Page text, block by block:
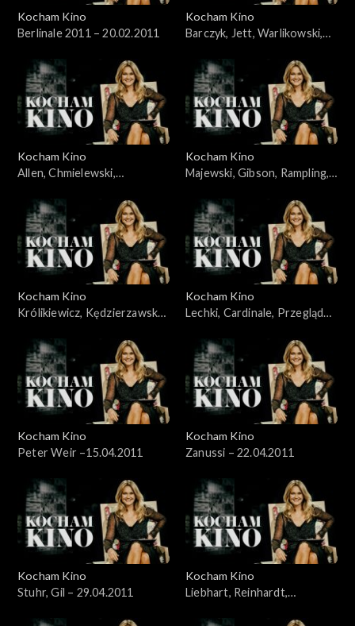
Kocham Kino
Berlinale 2011 – 20.02.2011
Kocham Kino
Barczyk, Jett, Warlikowski,
Kocham Kino
Allen, Chmielewski,
14.03.2011
Kocham Kino
Majewski, Gibson, Rampling,
Kocham Kino
Królikiewicz, Kędzierzawska,
Kocham Kino
Lechki, Cardinale, Przegląd
Kocham Kino
Peter Weir –15.04.2011
Kocham Kino
Zanussi – 22.04.2011
Kocham Kino
Stuhr, Gil – 29.04.2011
Kocham Kino
Liebhart, Reinhardt,